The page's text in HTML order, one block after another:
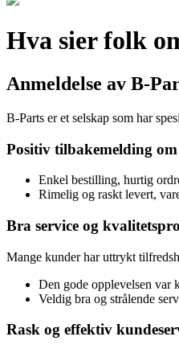
Hva sier folk
Anmeldelse av B-
B-Parts er et selskap som har
Positiv tilbakemelding
Enkel bestilling, hurtig
Rimelig og raskt levert,
Bra service og
Mange kunder har uttrykt
Den gode opplevelsen var
Veldig bra og strålende
Rask og effektiv